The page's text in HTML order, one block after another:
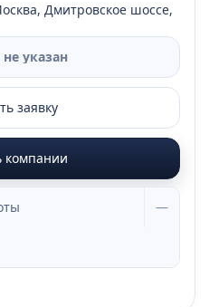
Дмитровское шоссе,
указан
заявку
компании
—